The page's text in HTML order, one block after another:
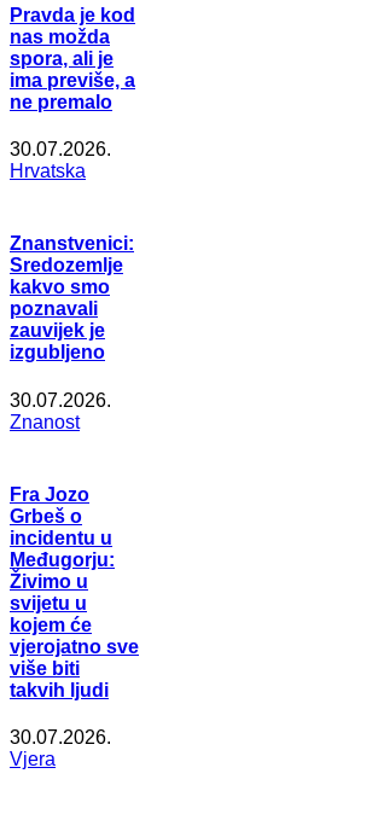
Pravda je kod
nas možda
spora, ali je
ima previše, a
ne premalo
30.07.2026.
Hrvatska
Znanstvenici:
Sredozemlje
kakvo smo
poznavali
zauvijek je
izgubljeno
30.07.2026.
Znanost
Fra Jozo
Grbeš o
incidentu u
Međugorju:
Živimo u
svijetu u
kojem će
vjerojatno sve
više biti
takvih ljudi
30.07.2026.
Vjera